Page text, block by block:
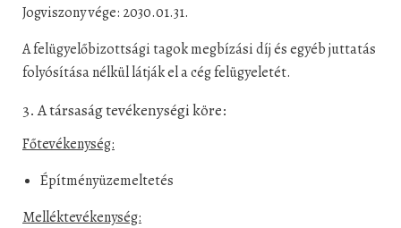
Jogviszony vége: 2030.01.31.
A felügyelőbizottsági tagok megbízási díj és egyéb juttatás
folyósítása nélkül látják el a cég felügyeletét.
3. A társaság tevékenységi köre:
Főtevékenység:
Építményüzemeltetés
Melléktevékenység: